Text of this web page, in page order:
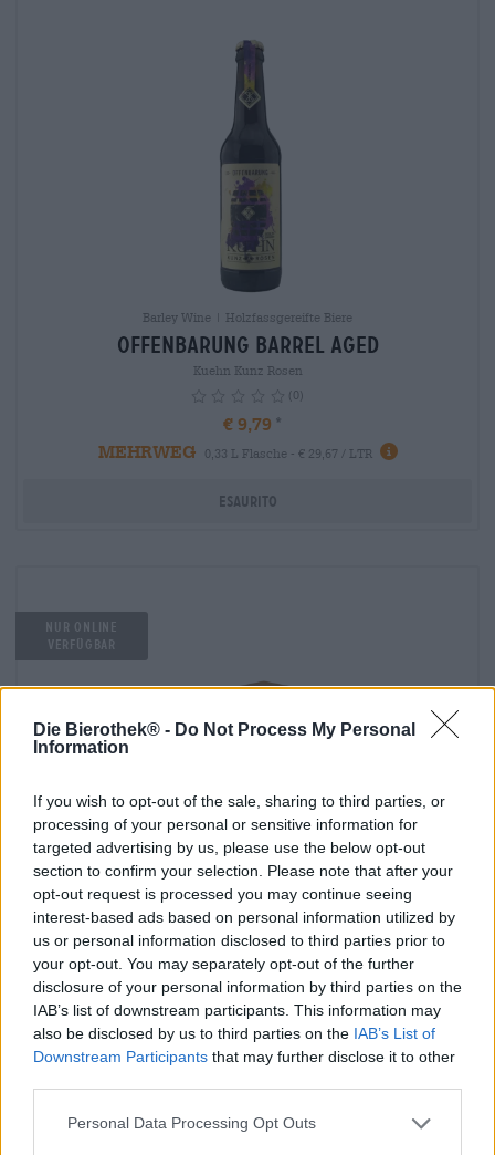
Die Bierothek® - Do Not Process My Personal
Information
If you wish to opt-out of the sale, sharing to third parties, or
processing of your personal or sensitive information for
targeted advertising by us, please use the below opt-out
section to confirm your selection. Please note that after your
opt-out request is processed you may continue seeing
interest-based ads based on personal information utilized by
us or personal information disclosed to third parties prior to
your opt-out. You may separately opt-out of the further
disclosure of your personal information by third parties on the
IAB’s list of downstream participants. This information may
also be disclosed by us to third parties on the IAB’s List of
Downstream Participants that may further disclose it to other
Personal Data Processing Opt Outs
Barley Wine | Holzfassgereifte Biere
Offenbarung Barrel Aged
Kuehn Kunz Rosen
(0)
€ 9,79
MEHRWEG
0,33 L Flasche - € 29,67 / LTR info
Esaurito
Nur Online
verfügbar
-
Die Alkoholfreien Bierpaket
Die Bierothek®
(0)
€ 34,29
MEHRWEG
1 St. PAKET - € 34,29 / St. info